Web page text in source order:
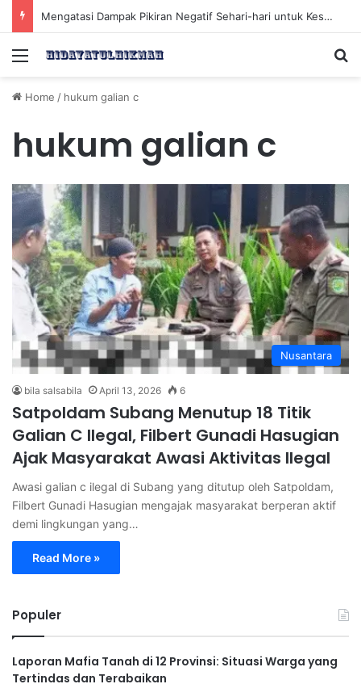
Mengatasi Dampak Pikiran Negatif Sehari-hari untuk Kesehatan Mental yang Lebih Baik
Menu
Home / hukum galian c
hukum galian c
Nusantara
bila salsabila April 13, 2026 6
Satpoldam Subang Menutup 18 Titik
Galian C Ilegal, Filbert Gunadi Hasugian
Ajak Masyarakat Awasi Aktivitas Ilegal
Awasi galian c ilegal di Subang yang ditutup oleh Satpoldam,
Filbert Gunadi Hasugian mengajak masyarakat berperan aktif
demi lingkungan yang…
Read More »
Populer
Laporan Mafia Tanah di 12 Provinsi: Situasi Warga yang
Tertindas dan Terabaikan